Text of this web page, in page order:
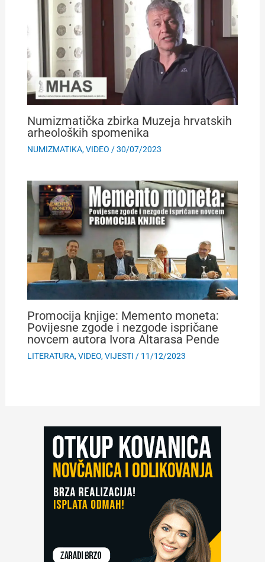
Numizmatička zbirka Muzeja hrvatskih
arheoloških spomenika
NUMIZMATIKA,VIDEO /30/07/2023
Promocija knjige: Memento moneta:
Povijesne zgode i nezgode ispričane
novcem autora Ivora Altarasa Pende
LITERATURA,VIDEO,VIJESTI / 11/12/2023